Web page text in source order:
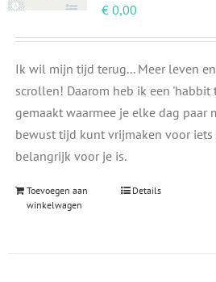
€0,00
Ik wil mijn tijd terug... Meer leven
scrollen! Daarom heb ik een 'habbit
gemaakt waarmee je elke dag paar
bewust tijd kunt vrijmaken voor iets
belangrijk voor je is.
Toevoegen aan
winkelwagen
Details